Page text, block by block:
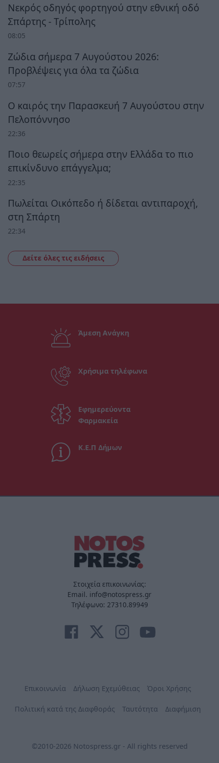
Νεκρός οδηγός φορτηγού στην εθνική οδό
Σπάρτης - Τρίπολης
08:05
Ζώδια σήμερα 7 Αυγούστου 2026:
Προβλέψεις για όλα τα ζώδια
07:57
Ο καιρός την Παρασκευή 7 Αυγούστου στην
Πελοπόννησο
22:36
Ποιο θεωρείς σήμερα στην Ελλάδα το πιο
επικίνδυνο επάγγελμα;
22:35
Πωλείται Οικόπεδο ή δίδεται αντιπαροχή,
στη Σπάρτη
22:34
Δείτε όλες τις ειδήσεις
Άμεση Ανάγκη
Χρήσιμα τηλέφωνα
Εφημερεύοντα
Φαρμακεία
Κ.Ε.Π Δήμων
Στοιχεία επικοινωνίας:
Email. info@notospress.gr
Τηλέφωνο: 27310.89949
Επικοινωνία Δήλωση Εχεμύθειας Όροι Χρήσης
Πολιτική κατά της Διαφθοράς Ταυτότητα Διαφήμιση
©2010-2026 Notospress.gr - All rights reserved